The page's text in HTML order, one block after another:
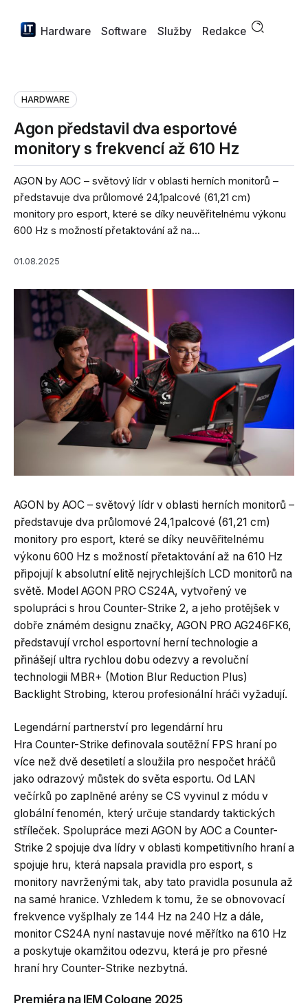
Hardware Software Služby Redakce
HARDWARE
Agon představil dva esportové
monitory s frekvencí až 610 Hz
AGON by AOC – světový lídr v oblasti herních monitorů –
představuje dva průlomové 24,1palcové (61,21 cm)
monitory pro esport, které se díky neuvěřitelnému výkonu
600 Hz s možností přetaktování až na...
01.08.2025
AGON by AOC – světový lídr v oblasti herních monitorů –
představuje dva průlomové 24,1palcové (61,21 cm)
monitory pro esport, které se díky neuvěřitelnému
výkonu 600 Hz s možností přetaktování až na 610 Hz
připojují k absolutní elitě nejrychlejších LCD monitorů na
světě. Model AGON PRO CS24A, vytvořený ve
spolupráci s hrou Counter-Strike 2, a jeho protějšek v
dobře známém designu značky, AGON PRO AG246FK6,
představují vrchol esportovní herní technologie a
přinášejí ultra rychlou dobu odezvy a revoluční
technologii MBR+ (Motion Blur Reduction Plus)
Backlight Strobing, kterou profesionální hráči vyžadují.
Legendární partnerství pro legendární hru
Hra Counter-Strike definovala soutěžní FPS hraní po
více než dvě desetiletí a sloužila pro nespočet hráčů
jako odrazový můstek do světa esportu. Od LAN
večírků po zaplněné arény se CS vyvinul z módu v
globální fenomén, který určuje standardy taktických
stříleček. Spolupráce mezi AGON by AOC a Counter-
Strike 2 spojuje dva lídry v oblasti kompetitivního hraní a
spojuje hru, která napsala pravidla pro esport, s
monitory navrženými tak, aby tato pravidla posunula až
na samé hranice. Vzhledem k tomu, že se obnovovací
frekvence vyšplhaly ze 144 Hz na 240 Hz a dále,
monitor CS24A nyní nastavuje nové měřítko na 610 Hz
a poskytuje okamžitou odezvu, která je pro přesné
hraní hry Counter-Strike nezbytná.
Premiéra na IEM Cologne 2025